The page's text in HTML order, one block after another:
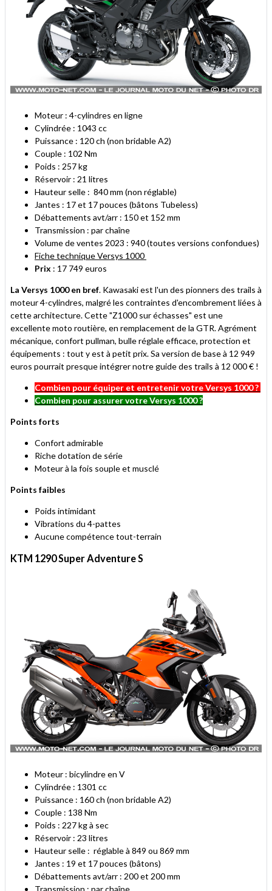
Moteur : 4-cylindres en ligne
Cylindrée : 1043 cc
Puissance : 120 ch (non bridable A2)
Couple : 102 Nm
Poids : 257 kg
Réservoir : 21 litres
Hauteur selle : 840 mm (non réglable)
Jantes : 17 et 17 pouces (bâtons Tubeless)
Débattements avt/arr : 150 et 152 mm
Transmission : par chaîne
Volume de ventes 2023 : 940 (toutes versions confondues)
Fiche technique Versys 1000
Prix : 17 749 euros
La Versys 1000 en bref. Kawasaki est l'un des pionners des trails à
moteur 4-cylindres, malgré les contraintes d'encombrement liées à
cette architecture. Cette "Z1000 sur échasses" est une
excellente moto routière, en remplacement de la GTR. Agrément
mécanique, confort pullman, bulle réglale efficace, protection et
équipements : tout y est à petit prix. Sa version de base à 12 949
euros pourrait presque intégrer notre guide des trails à 12 000 € !
Combien pour équiper et entretenir votre Versys 1000 ?
Combien pour assurer votre Versys 1000 ?
Points forts
Confort admirable
Riche dotation de série
Moteur à la fois souple et musclé
Points faibles
Poids intimidant
Vibrations du 4-pattes
Aucune compétence tout-terrain
KTM 1290 Super Adventure S
Moteur : bicylindre en V
Cylindrée : 1301 cc
Puissance : 160 ch (non bridable A2)
Couple : 138 Nm
Poids : 227 kg à sec
Réservoir : 23 litres
Hauteur selle : réglable à 849 ou 869 mm
Jantes : 19 et 17 pouces (bâtons)
Débattements avt/arr : 200 et 200 mm
Transmission : par chaîne